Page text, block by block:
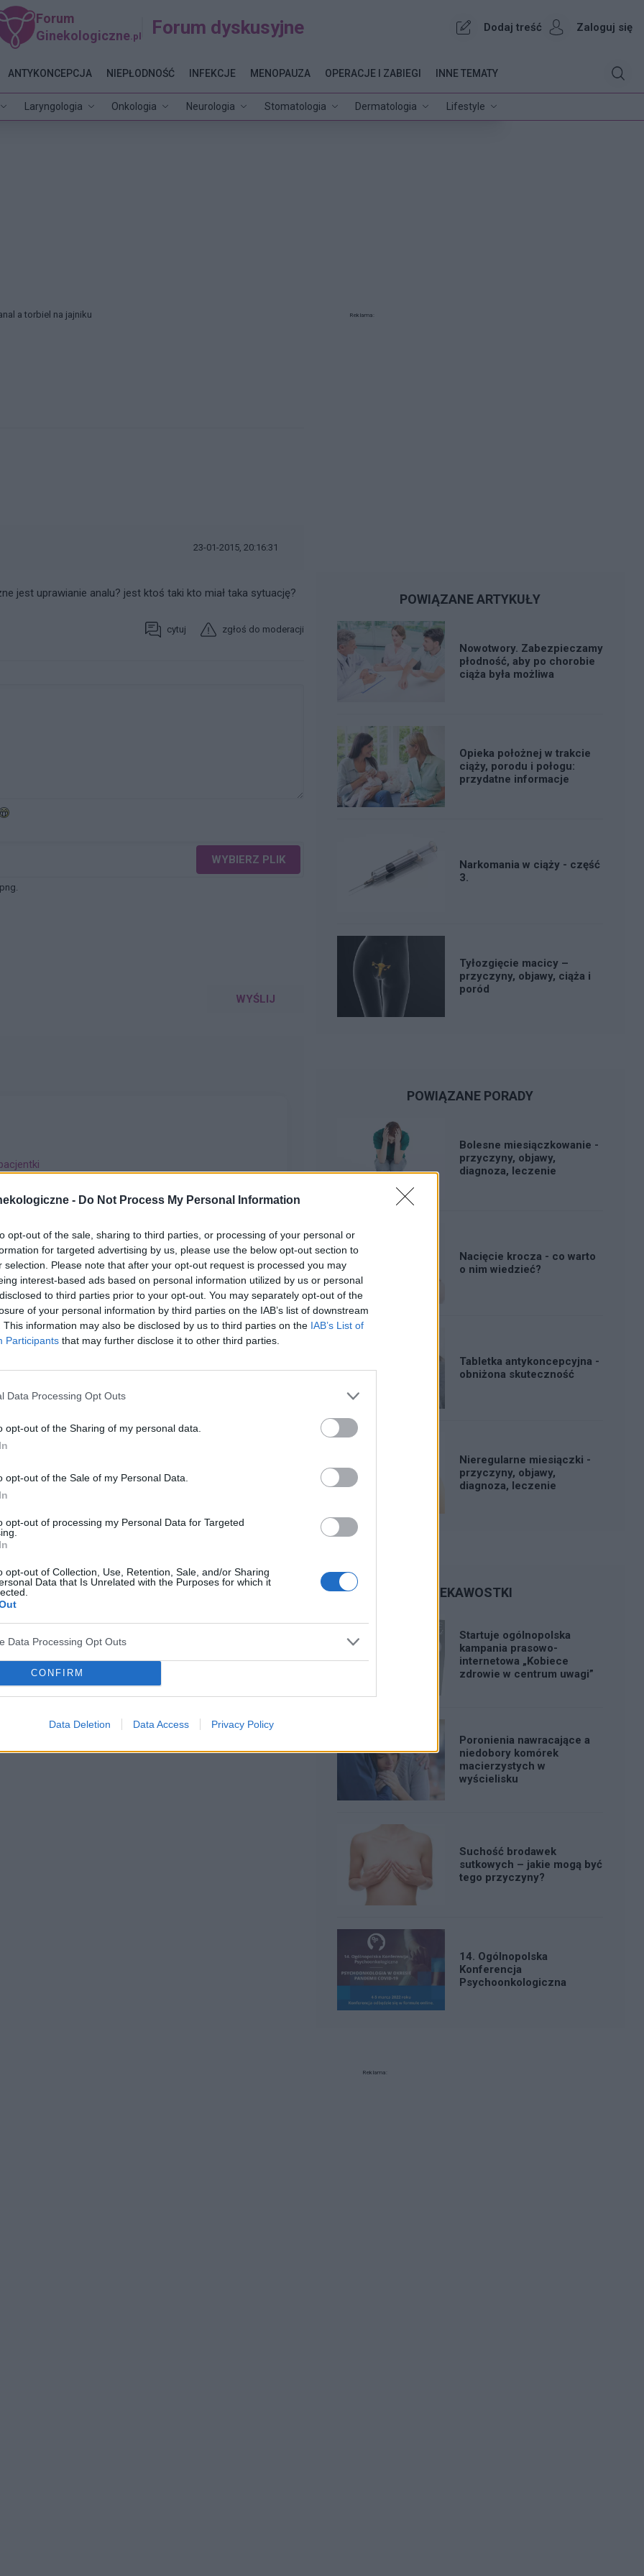
- Do Not Process My Personal Information
opt-out of the sale, sharing to third parties, or processing of your personal or
for targeted advertising by us, please use the below opt-out section to
selection. Please note that after your opt-out request is processed you may
interest-based ads based on personal information utilized by us or personal
to third parties prior to your opt-out. You may separately opt-out of the
of your personal information by third parties on the IAB’s list of downstream
This information may also be disclosed by us to third parties on the IAB’s List of
Participants that may further disclose it to other third parties.
Data Processing Opt Outs
opt-out of the Sharing of my personal data.
opt-out of the Sale of my Personal Data.
opt-out of processing my Personal Data for Targeted
opt-out of Collection, Use, Retention, Sale, and/or Sharing
Data that Is Unrelated with the Purposes for which it
Data Processing Opt Outs
CONFIRM
Data Deletion Data Access Privacy Policy
Forum
Ginekologiczne .pl Forum dyskusyjne Dodaj treść Zaloguj się
Laryngologia Onkologia Neurologia Stomatologia Dermatologia Lifestyle
ANTYKONCEPCJA NIEPŁODNOŚĆ INFEKCJE MENOPAUZA OPERACJE I ZABIEGI INNE TEMATY
a torbiel na jajniku
23-01-2015, 20:16:31
jest uprawianie analu? jest ktoś taki kto miał taka sytuację?
cytuj zgłoś do moderacji
WYBIERZ PLIK
WYŚLIJ
doxycycline i w tym samym miesiącu dostalam
furaginum i witaminę c , nie dostałam okresu od 10
0,2 a na wizycie u ginekologa usłyszałam tylko że
cieniutkie .moje pytanie czy okres powinien przyjść w
?
córki (18lat) wykryto brak narządów płciowych i
plastyka namiary godnego polecenia nie za
, to robię kilka kulek w kształcie pięści przeważnie.
macicy
Reklama:
POWIĄZANE ARTYKUŁY
Nowotwory. Zabezpieczamy
płodność, aby po chorobie
ciąża była możliwa
Opieka położnej w trakcie
ciąży, porodu i połogu:
przydatne informacje
Narkomania w ciąży - część
3.
Tyłozgięcie macicy –
przyczyny, objawy, ciąża i
poród
POWIĄZANE PORADY
Bolesne miesiączkowanie -
przyczyny, objawy,
diagnoza, leczenie
Nacięcie krocza - co warto
o nim wiedzieć?
Tabletka antykoncepcyjna -
obniżona skuteczność
Nieregularne miesiączki -
przyczyny, objawy,
diagnoza, leczenie
CIEKAWOSTKI
Startuje ogólnopolska
kampania prasowo-
internetowa „Kobiece
zdrowie w centrum uwagi”
Poronienia nawracające a
niedobory komórek
macierzystych w
wyścielisku
Suchość brodawek
sutkowych – jakie mogą być
tego przyczyny?
14. Ogólnopolska
Konferencja
Psychoonkologiczna
Reklama: